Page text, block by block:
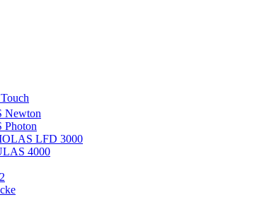
Newton
Photon
LFD 3000
4000